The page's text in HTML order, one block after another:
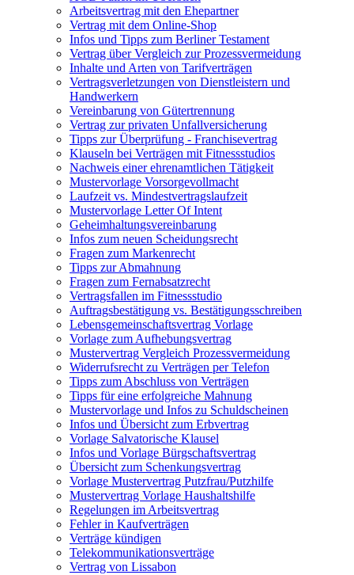
Arbeitsvertrag mit den Ehepartner
Vertrag mit dem Online-Shop
Infos und Tipps zum Berliner Testament
Vertrag über Vergleich zur Prozessvermeidung
Inhalte und Arten von Tarifverträgen
Vertragsverletzungen von Dienstleistern und
Handwerkern
Vereinbarung von Gütertrennung
Vertrag zur privaten Unfallversicherung
Tipps zur Überprüfung - Franchisevertrag
Klauseln bei Verträgen mit Fitnessstudios
Nachweis einer ehrenamtlichen Tätigkeit
Mustervorlage Vorsorgevollmacht
Laufzeit vs. Mindestvertragslaufzeit
Mustervorlage Letter Of Intent
Geheimhaltungsvereinbarung
Infos zum neuen Scheidungsrecht
Fragen zum Markenrecht
Tipps zur Abmahnung
Fragen zum Fernabsatzrecht
Vertragsfallen im Fitnessstudio
Auftragsbestätigung vs. Bestätigungsschreiben
Lebensgemeinschaftsvertrag Vorlage
Vorlage zum Aufhebungsvertrag
Mustervertrag Vergleich Prozessvermeidung
Widerrufsrecht zu Verträgen per Telefon
Tipps zum Abschluss von Verträgen
Tipps für eine erfolgreiche Mahnung
Mustervorlage und Infos zu Schuldscheinen
Infos und Übersicht zum Erbvertrag
Vorlage Salvatorische Klausel
Infos und Vorlage Bürgschaftsvertrag
Übersicht zum Schenkungsvertrag
Vorlage Mustervertrag Putzfrau/Putzhilfe
Mustervertrag Vorlage Haushaltshilfe
Regelungen im Arbeitsvertrag
Fehler in Kaufverträgen
Verträge kündigen
Telekommunikationsverträge
Vertrag von Lissabon